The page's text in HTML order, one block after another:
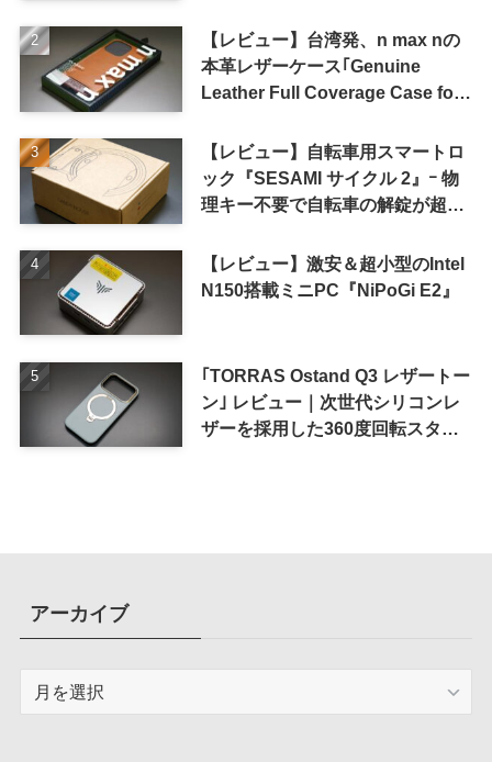
【レビュー】台湾発、n max nの
本革レザーケース｢Genuine
Leather Full Coverage Case for
【レビュー】自転車用スマートロ
ック『SESAMI サイクル 2』ｰ 物
理キー不要で自転車の解錠が超簡
【レビュー】激安＆超小型のIntel
N150搭載ミニPC『NiPoGi E2』
｢TORRAS Ostand Q3 レザートー
ン｣ レビュー｜次世代シリコンレ
ザーを採用した360度回転スタン
アーカイブ